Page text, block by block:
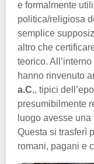
e formalmente
politica/religiosa
semplice
altro che
teorico.
hanno rinvenuto
a.C., tipici
presumibilmente
luogo avesse
Questa si trasferì
romani, pagani e